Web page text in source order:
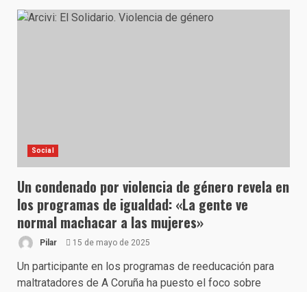
Social
Un condenado por violencia de género revela en
los programas de igualdad: «La gente ve
normal machacar a las mujeres»
Pilar 15 de mayo de 2025
Un participante en los programas de reeducación para
maltratadores de A Coruña ha puesto el foco sobre